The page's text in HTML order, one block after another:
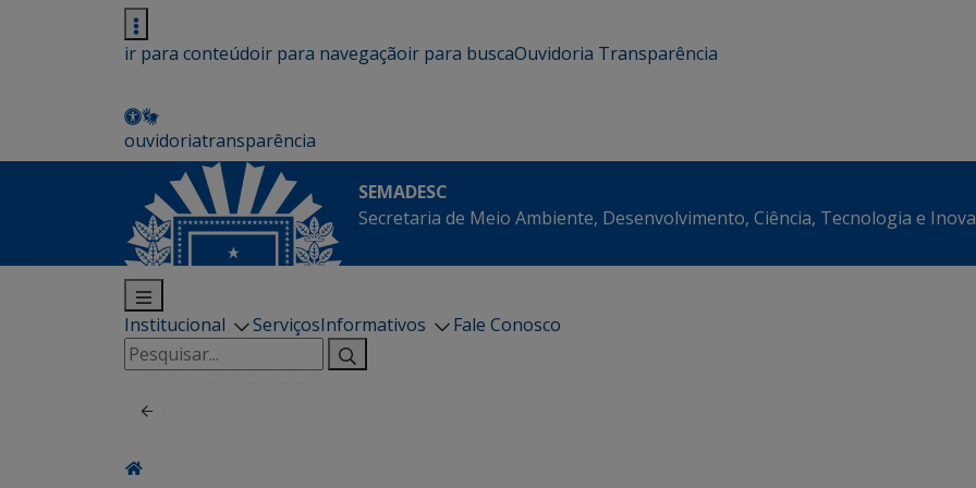
ir para conteúdoir para navegaçãoir para buscaOuvidoria Transparência
ouvidoriatransparência
SEMADESC
Secretaria de Meio Ambiente, Desenvolvimento, Ciência, Tecnologia e
Institucional ServiçosInformativos
Fale Conosco
Pesquisar
por: